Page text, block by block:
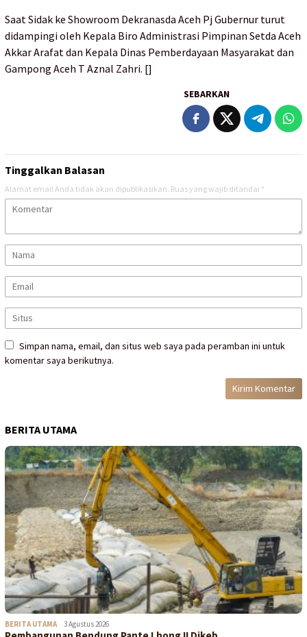
Saat Sidak ke Showroom Dekranasda Aceh Pj Gubernur turut
didampingi oleh Kepala Biro Administrasi Pimpinan Setda Aceh
Akkar Arafat dan Kepala Dinas Pemberdayaan Masyarakat dan
Gampong Aceh T Aznal Zahri. []
SEBARKAN
Tinggalkan Balasan
Alamat email Anda tidak akan dipublikasikan. Ruas yang wajib ditandai *
Simpan nama, email, dan situs web saya pada peramban ini untuk
komentar saya berikutnya.
BERITA UTAMA
BERITA UTAMA 3 Agustus 2026